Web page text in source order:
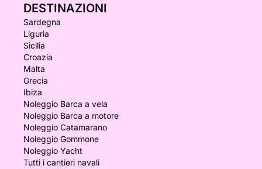
DESTINAZIONI
Sardegna
Liguria
Sicilia
Croazia
Malta
Grecia
Ibiza
Noleggio Barca a vela
Noleggio Barca a motore
Noleggio Catamarano
Noleggio Gommone
Noleggio Yacht
Tutti i cantieri navali